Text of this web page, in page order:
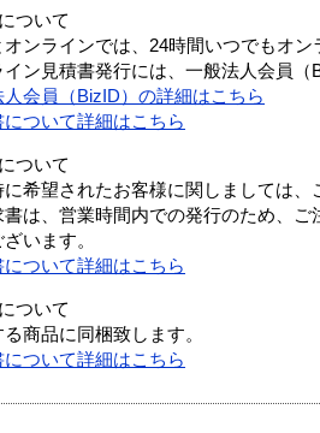
ついて
ンラインでは、24時間いつでもオン
ン見積書発行には、一般法人会員（
人会員（BizID）の詳細はこちら
について詳細はこちら
ついて
に希望されたお客様に関しましては、
書は、営業時間内での発行のため、
います。
について詳細はこちら
ついて
商品に同梱致します。
について詳細はこちら